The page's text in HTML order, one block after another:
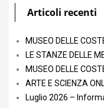
Articoli recenti
MUSEO DELLE
LE STANZE DELLE
MUSEO DELLE
ARTE E SCIENZA
Luglio 2026 –